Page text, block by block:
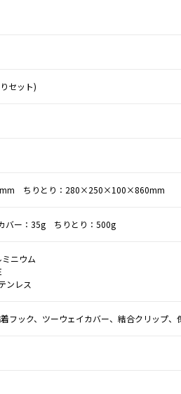
セット)
ちりとり：280×250×100×860mm
ー：35g ちりとり：500g
ニウム
ンレス
フック、ツーウェイカバー、結合クリップ、